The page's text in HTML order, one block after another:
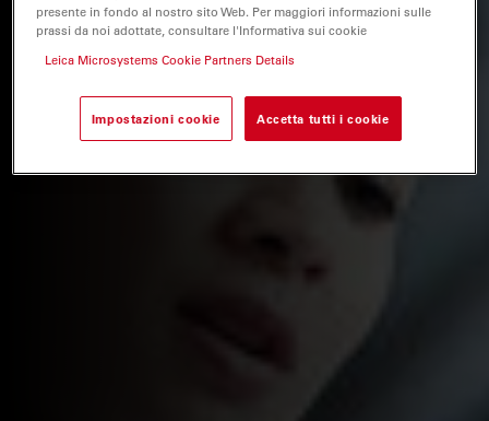
presente in fondo al nostro sito Web. Per maggiori informazioni sulle
prassi da noi adottate, consultare l'Informativa sui cookie
Leica Microsystems Cookie Partners Details
Impostazioni cookie Accetta tutti i cookie